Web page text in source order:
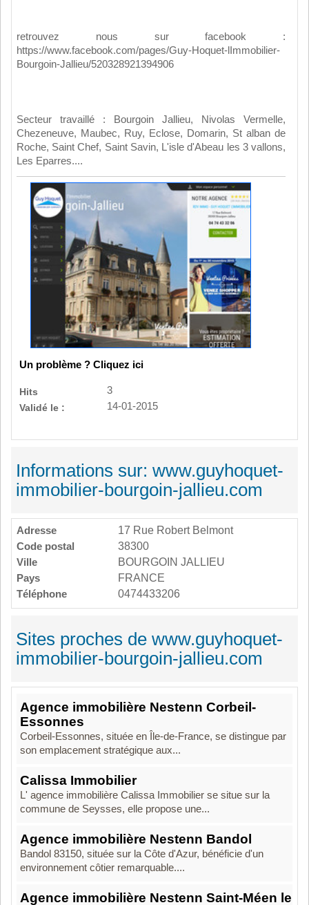
retrouvez nous sur facebook :
https://www.facebook.com/pages/Guy-Hoquet-lImmobilier-
Bourgoin-Jallieu/520328921394906
Secteur travaillé : Bourgoin Jallieu, Nivolas Vermelle,
Chezeneuve, Maubec, Ruy, Eclose, Domarin, St alban de
Roche, Saint Chef, Saint Savin, L'isle d'Abeau les 3 vallons,
Les Eparres....
Un problème ? Cliquez ici
Hits
3
Validé le :
14-01-2015
Informations sur: www.guyhoquet-
immobilier-bourgoin-jallieu.com
Adresse
17 Rue Robert Belmont
Code postal
38300
Ville
BOURGOIN JALLIEU
Pays
FRANCE
Téléphone
0474433206
Sites proches de www.guyhoquet-
immobilier-bourgoin-jallieu.com
Agence immobilière Nestenn Corbeil-
Essonnes
Corbeil-Essonnes, située en Île-de-France, se distingue par
son emplacement stratégique aux...
Calissa Immobilier
L' agence immobilière Calissa Immobilier se situe sur la
commune de Seysses, elle propose une...
Agence immobilière Nestenn Bandol
Bandol 83150, située sur la Côte d'Azur, bénéficie d'un
environnement côtier remarquable....
Agence immobilière Nestenn Saint-Méen le